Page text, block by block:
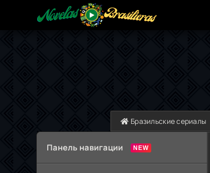
Бразильские сериалы
Панель навигации